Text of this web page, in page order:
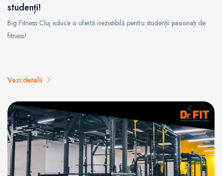
studenți!
Big Fitness Cluj aduce o ofertă irezistibilă pentru studenții pasionați de
fitness!
Vezi detalii